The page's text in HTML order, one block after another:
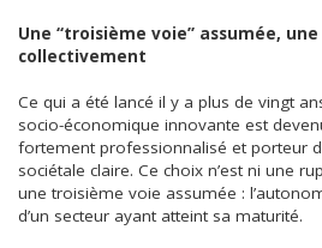
Une “troisième voie” assumée,
collectivement
Ce qui a été lancé il y a plus de vingt
socio-économique innovante est
fortement professionnalisé et porteur
sociétale claire. Ce choix n’est ni une
une troisième voie assumée :
d’un secteur ayant atteint sa maturité.